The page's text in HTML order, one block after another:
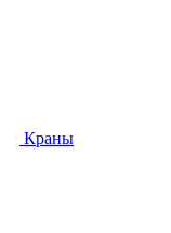
Краны